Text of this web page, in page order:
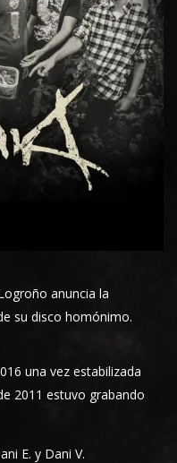
anuncia la
su disco homónimo.
una vez estabilizada
2011 estuvo grabando
E. y Dani V.